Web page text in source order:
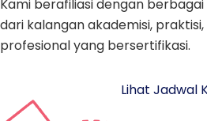
Kami berafiliasi dengan
dari kalangan akademisi,
profesional yang bersertifikasi.
Lihat Jadwal